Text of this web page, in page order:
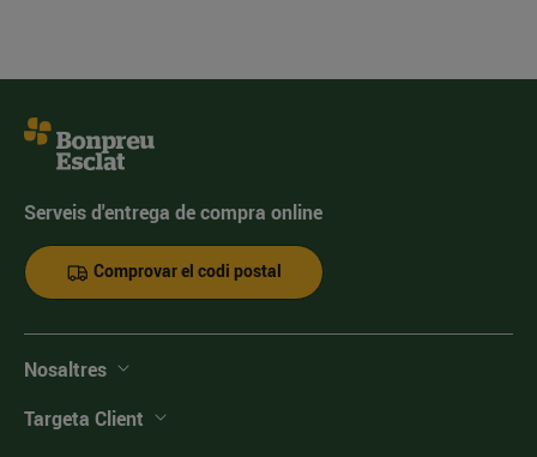
Serveis d'entrega de compra online
Comprovar el codi postal
Nosaltres
Targeta Client